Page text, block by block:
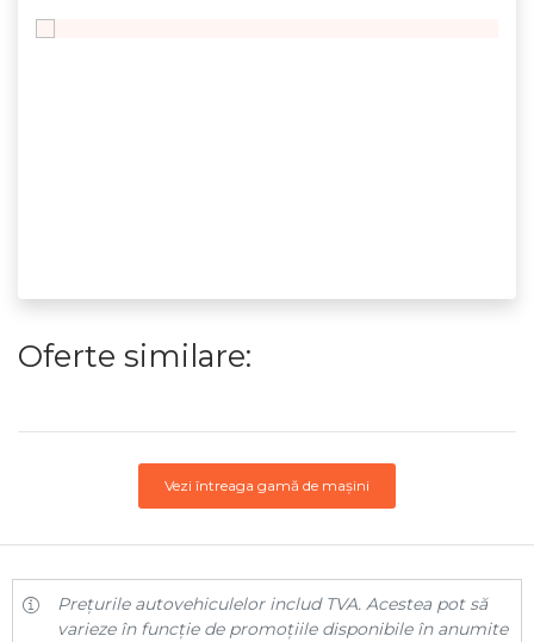
Oferte similare:
Vezi întreaga gamă de mașini
Prețurile autovehiculelor includ TVA. Acestea pot să
varieze în funcție de promoțiile disponibile în anumite